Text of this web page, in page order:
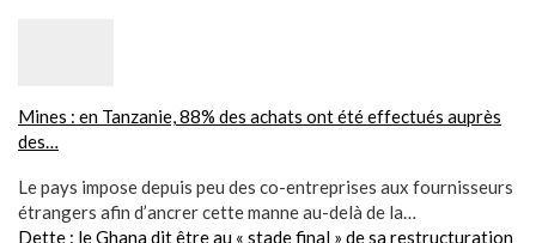
Mines : en Tanzanie, 88% des achats ont été effectués auprès
des…
Le pays impose depuis peu des co-entreprises aux fournisseurs
étrangers afin d’ancrer cette manne au-delà de la…
Dette : le Ghana dit être au « stade final » de sa restructuration